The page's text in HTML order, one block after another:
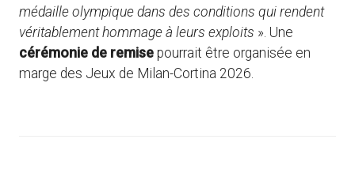
médaille olympique dans des conditions qui rendent
véritablement hommage à leurs exploits ». Une
cérémonie de remise pourrait être organisée en
marge des Jeux de Milan-Cortina 2026.